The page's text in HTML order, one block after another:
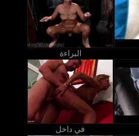
البراءة
في داخل